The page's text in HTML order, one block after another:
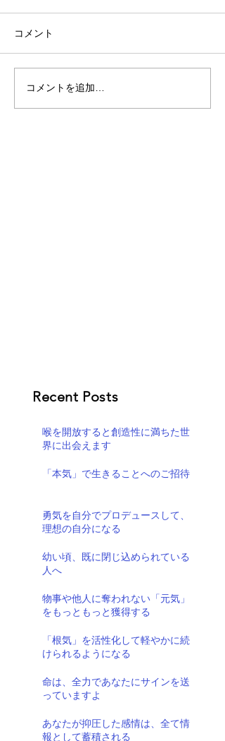
コメント
コメントを追加…
Recent Posts
喉を開放すると創造性に満ちた世
界に出会えます
「本気」で生きることへのご招待
勇気を自分でプロデュースして、
理想の自分になる
幼い頃、既に閉じ込められている
人へ
物事や他人に奪われない「元気」
をもっともっと獲得する
「根気」を活性化して軽やかに続
けられるようになる
命は、全力であなたにサインを送
っていますよ
あなたが抑圧した感情は、全て情
報として蓄積される